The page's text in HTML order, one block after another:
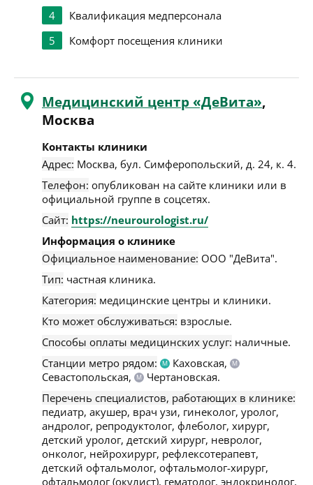
4
Квалификация медперсонала
5
Комфорт посещения клиники
Медицинский центр «ДеВита»,
Москва
Контакты клиники
Адрес: Москва, бул. Симферопольский, д. 24, к. 4.
Телефон: опубликован на сайте клиники или в
официальной группе в соцсетях.
Сайт: https://neurourologist.ru/
Информация о клинике
Официальное наименование: ООО "ДеВита".
Тип: частная клиника.
Категория: медицинские центры и клиники.
Кто может обслуживаться: взрослые.
Способы оплаты медицинских услуг: наличные.
Станции метро рядом:
М Каховская, М
Севастопольская, М
Чертановская.
Перечень специалистов, работающих в клинике:
педиатр, акушер, врач узи, гинеколог, уролог,
андролог, репродуктолог, флеболог, хирург,
детский уролог, детский хирург, невролог,
онколог, нейрохирург, рефлексотерапевт,
детский офтальмолог, офтальмолог-хирург,
офтальмолог (окулист), гематолог, эндокринолог,